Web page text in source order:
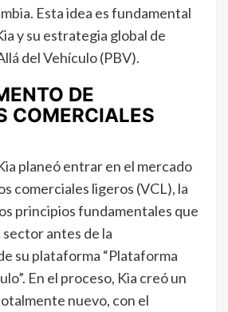
Esta idea es fundamental
y su estrategia global de
del Vehículo (PBV).
DE
COMERCIALES
planeó entrar en el mercado
comerciales ligeros (VCL), la
principios fundamentales que
antes de la
su plataforma “Plataforma
En el proceso, Kia creó un
nuevo, con el